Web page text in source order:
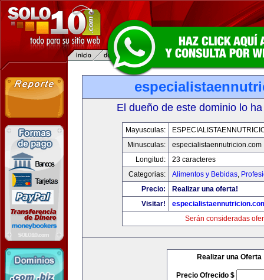
El dueño de este dominio lo
Mayusculas:
Minusculas:
especialistaennutricion.com
Longitud:
23 caracteres
Categorias:
Alimentos y Bebidas,
Precio:
Realizar una oferta!
Visitar!
Serán consideradas
Realizar una Oferta
Precio Ofrecido $